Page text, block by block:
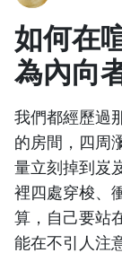
如何在
為內向
我們都經歷過
的房間，四周
量立刻掉到岌
裡四處穿梭、
算，自己要站
能在不引人注